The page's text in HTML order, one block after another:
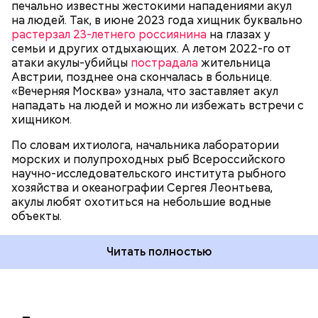
печально известны жестокими нападениями акул
на людей. Так, в июне 2023 года хищник буквально
растерзал 23-летнего россиянина на глазах у
семьи и других отдыхающих. А летом 2022-го от
атаки акулы-убийцы пострадалажительница
Австрии, позднее она скончалась в больнице.
«Вечерняя Москва» узнала, что заставляет акул
нападать на людей и можно ли избежать встречи с
хищником.
По словам ихтиолога, начальника лаборатории
морских и полупроходных рыб Всероссийского
научно-исследовательского института рыбного
хозяйства и океанографии Сергея Леонтьева,
акулы любят охотиться на небольшие водные
объекты.
Читать полностью
Собеседник «Вечерней Москвы» отметил, что еще
несколько лет назад о таких походах даже мечтать
не приходилось, но сегодня это вполне
гидом.
— Ко всем этим рейтингам и часам нужно
относиться скептически, ведь все эти оценки
экспертов, заключения, предположения
ангажированы. Такие заявления кому-то выгодны,
— пояснил эксперт.